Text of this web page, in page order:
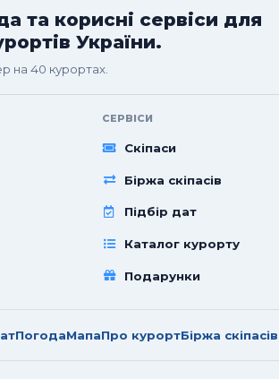
та корисні сервіси для
України.
на 40 курортах.
СЕРВІСИ
Скіпаси
Біржа скіпасів
Підбір дат
Каталог курорту
Подарунки
ПогодаМапаПро курортБіржа скіпасів